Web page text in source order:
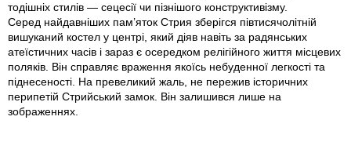
тодішніх стилів — сецесії чи пізнішого конструктивізму.
Серед найдавніших пам’яток Стрия зберігся півтисячолітній
вишуканий костел у центрі, який діяв навіть за радянських
атеїстичних часів і зараз є осередком релігійного життя місцевих
поляків. Він справляє враження якоїсь небуденної легкості та
піднесеності. На превеликий жаль, не пережив історичних
перипетій Стрийський замок. Він залишився лише на
зображеннях.